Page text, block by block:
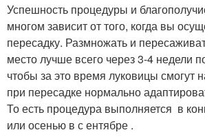
Успешность процедуры и
многом зависит от того, когда вы
пересадку. Размножать и
место лучше всего через 3-4 недели
чтобы за это время луковицы смогут
при пересадке нормально
То есть процедура выполняется в
или осенью в с ентябре .